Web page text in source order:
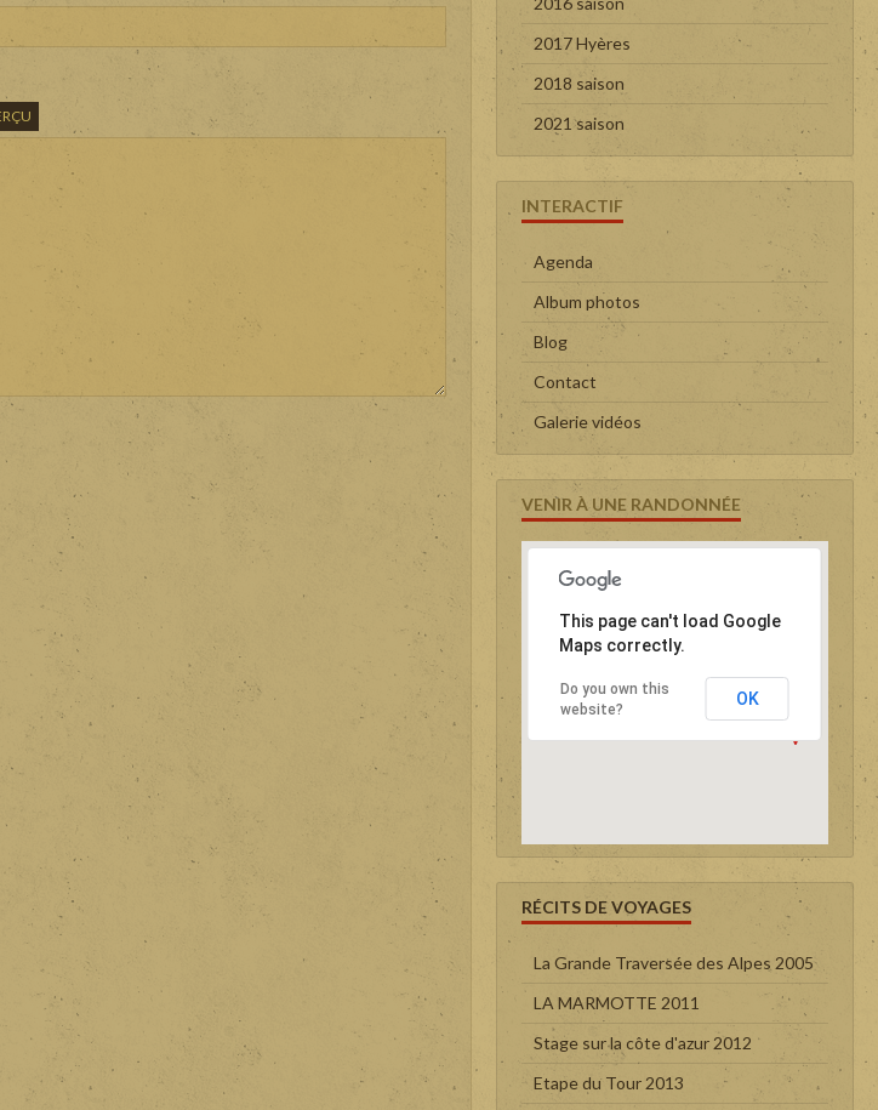
2017 Hyères
2018 saison
2021 saison
INTERACTIF
Agenda
Album photos
Blog
Contact
Galerie vidéos
VENIR À UNE RANDONNÉE
This page can't load Google
Maps correctly.
Do you own this
website?
OK
RÉCITS DE VOYAGES
La Grande Traversée des Alpes 2005
LA MARMOTTE 2011
Stage sur la côte d'azur 2012
Etape du Tour 2013